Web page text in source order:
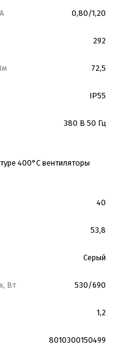
0,80/1,20
292
72,5
IP55
380 В 50 Гц
400°С вентиляторы
40
53,8
Серый
Вт 530/690
1,2
8010300150499